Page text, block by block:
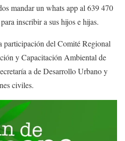
mandar un whats app al 639 470
inscribir a sus hijos e hijas.
participación del Comité Regional
y Capacitación Ambiental de
a de Desarrollo Urbano y
civiles.